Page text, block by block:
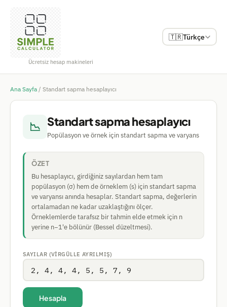
Ücretsiz hesap makineleri
🇹🇷Türkçe
Ana Sayfa / Standart sapma hesaplayıcı
📉 Standart sapma hesaplayıcı
Popülasyon ve örnek için standart sapma ve varyans
ÖZET
Bu hesaplayıcı, girdiğiniz sayılardan hem tam
popülasyon (σ) hem de örneklem (s) için standart sapma
ve varyansı anında hesaplar. Standart sapma, değerlerin
ortalamadan ne kadar uzaklaştığını ölçer.
Örneklemlerde tarafsız bir tahmin elde etmek için n
yerine n−1'e bölünür (Bessel düzeltmesi).
SAYILAR (VIRGÜLLE AYRILMIŞ)
Hesapla